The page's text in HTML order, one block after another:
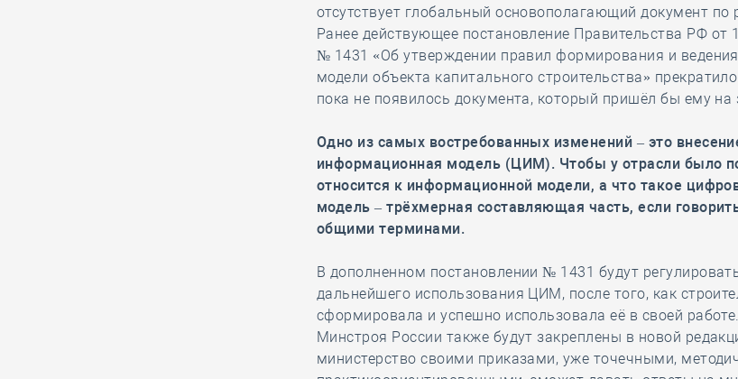
отсутствует глобальный основополагающий документ
Ранее действующее постановление Правительства РФ от
№ 1431 «Об утверждении правил формирования и
модели объекта капитального строительства»
пока не появилось документа, который пришёл бы ему на
Одно из самых востребованных изменений – это
информационная модель (ЦИМ). Чтобы у отрасли было
относится к информационной модели, а что такое
модель – трёхмерная составляющая часть, если
общими терминами.
В дополненном постановлении № 1431 будут
дальнейшего использования ЦИМ, после того, как
сформировала и успешно использовала её в своей
Минстроя России также будут закреплены в новой
министерство своими приказами, уже точечными,